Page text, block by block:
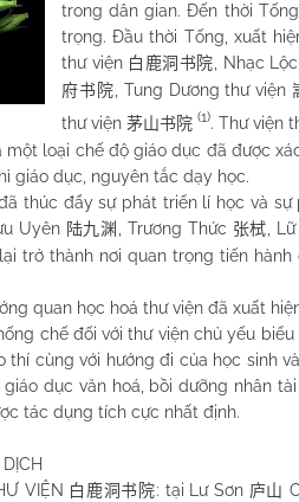
trong dân gian. Đến thời
trọng. Đầu thời Tống, xuất
thư viện 白鹿洞书院 , Nhạc
府书院 , Tung Dương thư viện
thư viện 茅山书院 (1). Thư viện
một loại chế độ giáo dục đã được
giáo dục, nguyên tắc dạy học.
thúc đẩy sự phát triển lí học và
Uyên 陆九渊 , Trương Thức 张栻 ,
trở thành nơi quan trọng tiến
quan học hoá thư viện đã xuất
chế đối với thư viện chủ yếu biểu
thí cùng với hướng đi của học sinh
dục văn hoá, bồi dưỡng nhân
tác dụng tích cực nhất định.
VIỆN 白鹿洞书院: tại Lư Sơn 庐山